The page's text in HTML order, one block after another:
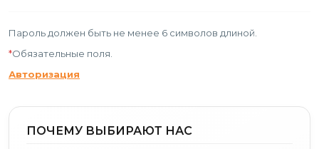
Пароль должен быть не менее 6 символов длиной.
*Обязательные поля.
Авторизация
ПОЧЕМУ ВЫБИРАЮТ НАС